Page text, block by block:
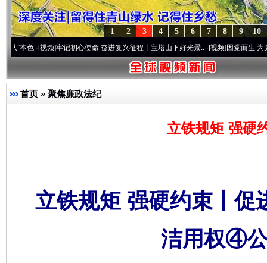
10
9
8
7
6
5
4
3
2
1
频]牢记初心使命 奋进复兴征程丨宝塔山下好光景..·[视频]因党而生 为党而战——
首页 » 聚焦廉政法纪
立铁规矩 强硬
立铁规矩 强硬约束丨促
洁用权④